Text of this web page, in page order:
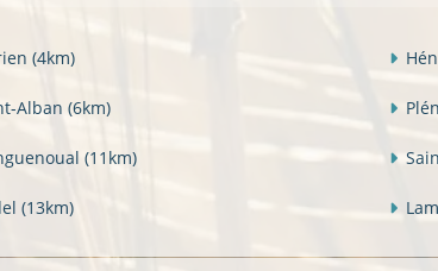
(4km)
Alban (6km)
(11km)
(13km)